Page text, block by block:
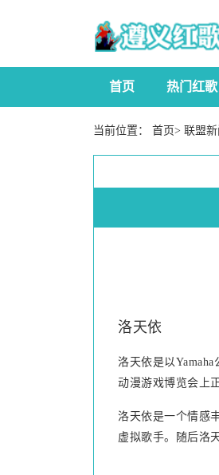
首页 热门红歌
当前位置： 首页> 联盟新
洛天依
洛天依是以
动漫游戏博览会上
洛天依是一个情感
虚拟歌手。随后洛